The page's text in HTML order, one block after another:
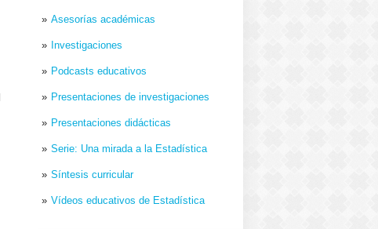
Asesorías académicas
Investigaciones
Podcasts educativos
Presentaciones de investigaciones
Presentaciones didácticas
Serie: Una mirada a la Estadística
Síntesis curricular
Vídeos educativos de Estadística